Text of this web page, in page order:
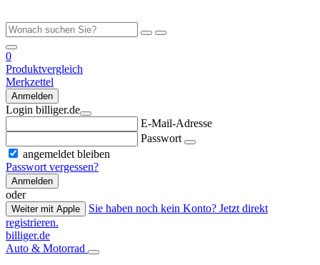
0
Produktvergleich
Merkzettel
Anmelden
Login billiger.de
E-Mail-Adresse
Passwort
angemeldet bleiben
Passwort vergessen?
Anmelden
oder
Weiter mit Apple
Sie haben noch kein Konto? Jetzt direkt
registrieren.
billiger.de
Auto & Motorrad